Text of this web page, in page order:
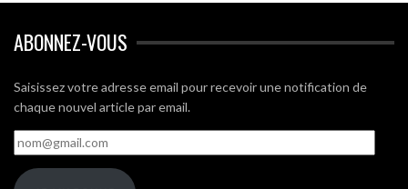
ABONNEZ-VOUS
Saisissez votre adresse email pour recevoir une notification de
chaque nouvel article par email.
nom@gmail.com